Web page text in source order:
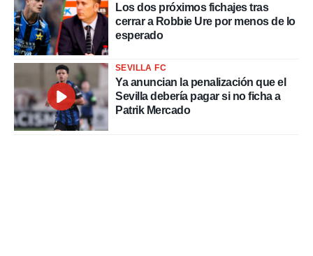
Los dos próximos fichajes tras
cerrar a Robbie Ure por menos de lo
esperado
SEVILLA FC
Ya anuncian la penalización que el
Sevilla debería pagar si no ficha a
Patrik Mercado